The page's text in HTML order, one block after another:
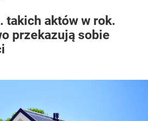
takich aktów w rok.
przekazują sobie